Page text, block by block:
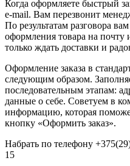
Когда оформляете быстрый
e-mail. Вам перезвонит
По результатам разговора
оформления товара на почту
только ждать доставки и
Оформление заказа в
следующим образом.
последовательным этапам:
данные о себе. Советуем в
информацию, которая
кнопку «Оформить заказ».
Набрать по телефону
15